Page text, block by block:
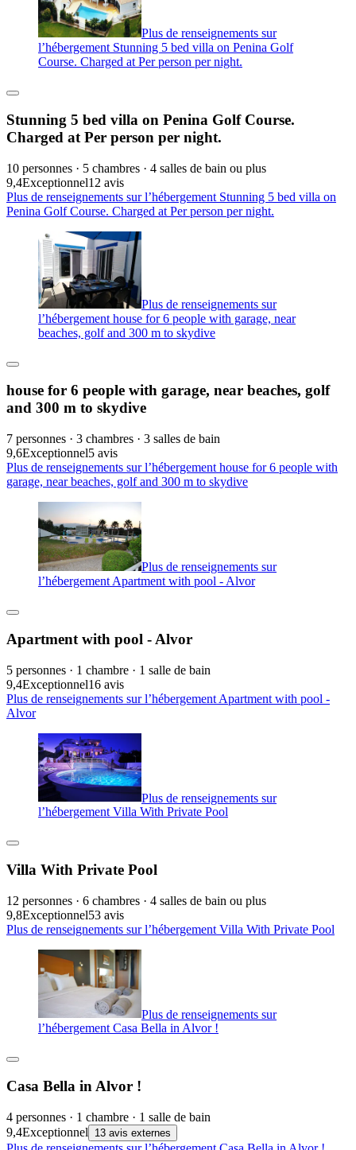
Plus de renseignements sur
l’hébergement Stunning 5 bed villa on Penina Golf
Course. Charged at Per person per night.
Stunning 5 bed villa on Penina Golf Course.
Charged at Per person per night.
10 personnes · 5 chambres · 4 salles de bain ou plus
9,4Exceptionnel12 avis
Plus de renseignements sur l’hébergement Stunning 5 bed villa on
Penina Golf Course. Charged at Per person per night.
Plus de renseignements sur
l’hébergement house for 6 people with garage, near
beaches, golf and 300 m to skydive
house for 6 people with garage, near beaches, golf
and 300 m to skydive
7 personnes · 3 chambres · 3 salles de bain
9,6Exceptionnel5 avis
Plus de renseignements sur l’hébergement house for 6 people with
garage, near beaches, golf and 300 m to skydive
Plus de renseignements sur
l’hébergement Apartment with pool - Alvor
Apartment with pool - Alvor
5 personnes · 1 chambre · 1 salle de bain
9,4Exceptionnel16 avis
Plus de renseignements sur l’hébergement Apartment with pool -
Alvor
Plus de renseignements sur
l’hébergement Villa With Private Pool
Villa With Private Pool
12 personnes · 6 chambres · 4 salles de bain ou plus
9,8Exceptionnel53 avis
Plus de renseignements sur l’hébergement Villa With Private Pool
Plus de renseignements sur
l’hébergement Casa Bella in Alvor !
Casa Bella in Alvor !
4 personnes · 1 chambre · 1 salle de bain
9,4Exceptionnel 13 avis externes